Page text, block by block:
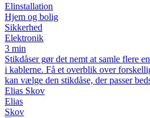
Elinstallation
Hjem og bolig
Sikkerhed
Elektronik
3 min
Stikdåser gør det nemt at samle flere
i kablerne. Få et overblik over
kan vælge den stikdåse, der passer
Elias Skov
Elias
Skov